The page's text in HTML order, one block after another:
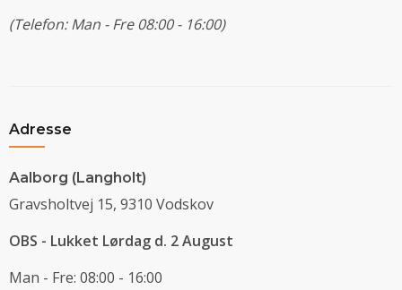
(Telefon: Man - Fre 08:00 - 16:00)
Adresse
Aalborg (Langholt)
Gravsholtvej 15, 9310 Vodskov
OBS - Lukket Lørdag d. 2 August
Man - Fre: 08:00 - 16:00